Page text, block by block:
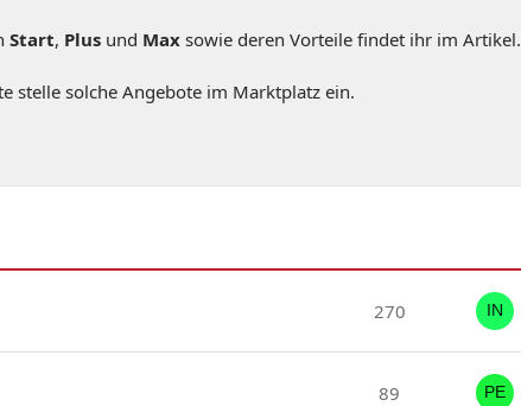
Start, Plus und Max sowie deren Vorteile findet ihr im Artikel.
stelle solche Angebote im Marktplatz ein.
270
89